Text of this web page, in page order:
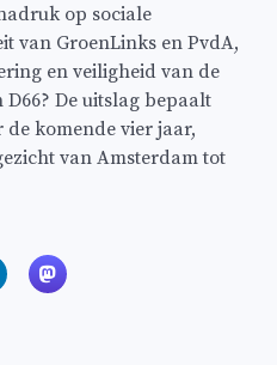
op sociale
van GroenLinks en PvdA,
en veiligheid van de
De uitslag bepaalt
komende vier jaar,
van Amsterdam tot